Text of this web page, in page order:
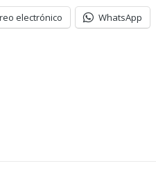
electrónico WhatsApp